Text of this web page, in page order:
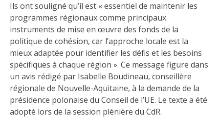
Ils ont souligné qu’il est « essentiel de maintenir les
programmes régionaux comme principaux
instruments de mise en œuvre des fonds de la
politique de cohésion, car l’approche locale est la
mieux adaptée pour identifier les défis et les besoins
spécifiques à chaque région ». Ce message figure dans
un avis rédigé par Isabelle Boudineau, conseillère
régionale de Nouvelle-Aquitaine, à la demande de la
présidence polonaise du Conseil de l’UE. Le texte a été
adopté lors de la session plénière du CdR.